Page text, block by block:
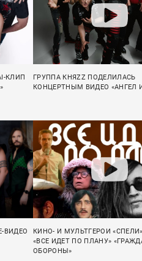
КЛИП
ГРУППА КНЯZZ ПОДЕЛИЛАСЬ
КОНЦЕРТНЫМ ВИДЕО «АНГЕЛ
ВИДЕО
КИНО- И МУЛЬТГЕРОИ
«ВСЕ ИДЕТ ПО ПЛАНУ»
ОБОРОНЫ»